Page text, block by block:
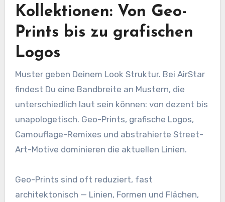
Kollektionen: Von Geo-
Prints bis zu grafischen
Logos
Muster geben Deinem Look Struktur. Bei AirStar
findest Du eine Bandbreite an Mustern, die
unterschiedlich laut sein können: von dezent bis
unapologetisch. Geo-Prints, grafische Logos,
Camouflage-Remixes und abstrahierte Street-
Art-Motive dominieren die aktuellen Linien.
Geo-Prints sind oft reduziert, fast
architektonisch — Linien, Formen und Flächen,